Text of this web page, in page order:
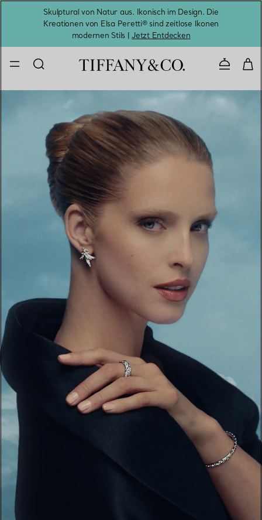
Skulptural von Natur aus. Ikonisch im Design. Die
Kreationen von Elsa Peretti® sind zeitlose Ikonen
modernen Stils |Jetzt Entdecken